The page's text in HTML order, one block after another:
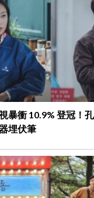
暴衝 10.9% 登冠！
埋伏筆